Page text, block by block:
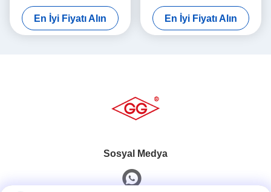
1250kva SC(B)14-NX2 Enerji
Verimliliği Seviye 2
En İyi Fiyatı Alın
SC(B)12-NX3 Enerji
Verimliliği Seviye 3
En İyi Fiyatı Alın
Sosyal Medya